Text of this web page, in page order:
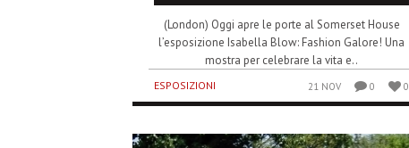
(London) Oggi apre le porte al Somerset House
l’esposizione Isabella Blow: Fashion Galore! Una
mostra per celebrare la vita e..
ESPOSIZIONI 21 NOV 0 0